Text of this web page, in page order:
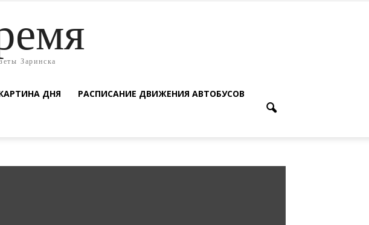
Заринска
ДНЯ РАСПИСАНИЕ ДВИЖЕНИЯ АВТОБУСОВ